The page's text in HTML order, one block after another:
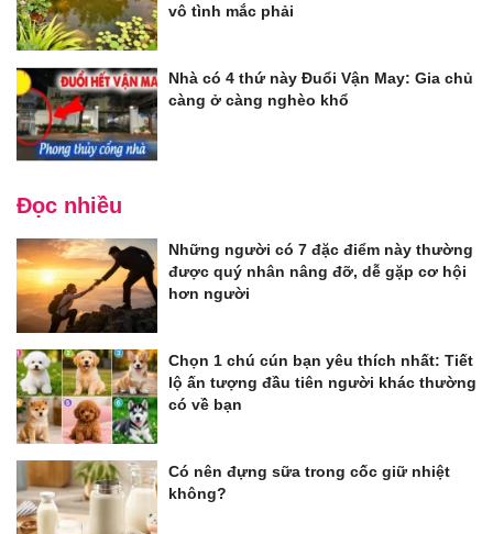
vô tình mắc phải
Nhà có 4 thứ này Đuổi Vận May: Gia chủ
càng ở càng nghèo khổ
Đọc nhiều
Những người có 7 đặc điểm này thường
được quý nhân nâng đỡ, dễ gặp cơ hội
hơn người
Chọn 1 chú cún bạn yêu thích nhất: Tiết
lộ ấn tượng đầu tiên người khác thường
có về bạn
Có nên đựng sữa trong cốc giữ nhiệt
không?